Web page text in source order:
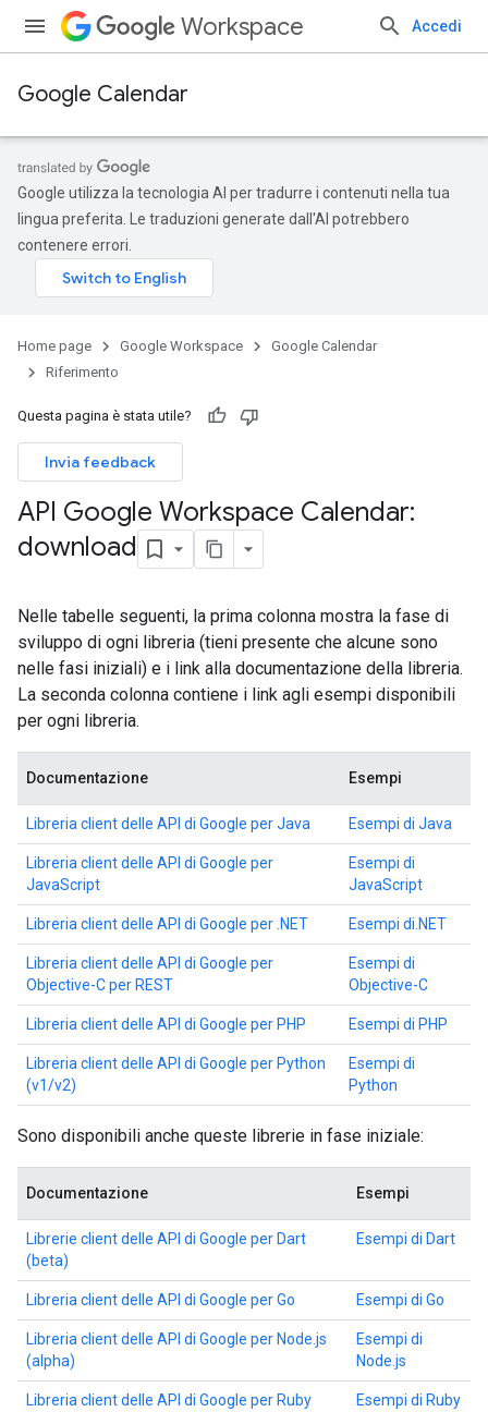
Workspace Accedi
Google Calendar
Google utilizza la tecnologia AI per tradurre i contenuti nella tua
lingua preferita. Le traduzioni generate dall'AI potrebbero
contenere errori.
Home page Google Workspace
Google Calendar
Riferimento
Questa pagina è stata utile?
Invia feedback
API Google Workspace Calendar:
download
Nelle tabelle seguenti, la prima colonna mostra la fase di
sviluppo di ogni libreria (tieni presente che alcune sono
nelle fasi iniziali) e i link alla documentazione della libreria.
La seconda colonna contiene i link agli esempi disponibili
per ogni libreria.
Documentazione Esempi
Libreria client delle API di Google per Java Esempi di Java
Libreria client delle API di Google per
JavaScript
Esempi di
JavaScript
Libreria client delle API di Google per .NET Esempi di.NET
Libreria client delle API di Google per
Objective-C per REST
Esempi di
Objective-C
Libreria client delle API di Google per PHP Esempi di PHP
Libreria client delle API di Google per Python
(v1/v2)
Esempi di
Python
Sono disponibili anche queste librerie in fase iniziale:
Documentazione Esempi
Librerie client delle API di Google per Dart
(beta)
Esempi di Dart
Libreria client delle API di Google per Go Esempi di Go
Libreria client delle API di Google per Node.js
(alpha)
Esempi di
Node.js
Libreria client delle API di Google per Ruby
Esempi di Ruby